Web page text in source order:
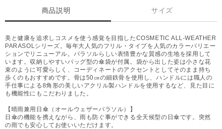
商品説明 サイズ
美と健康を追求しコスメを使う感覚を目指したCOSMETIC ALL-WEATHER
PARASOLシリーズ。毎年大人気のフリル・タイプを人気のカラーバリエー
ションでリニューアル。パラソルらしい表情豊かな質感の生地を採用して
います。収納しやすいバッグ型の傘袋が付属。袋から出した姿は小さな花
束のように可愛らしく、コーディネートのアクセントとしてそのまま持ち
歩くのもおすすめです。骨は50㎝の細鉄骨を使用し、ハンドルには職人の
手仕事による8角形の美しいアクリル製ハンドルを使用するなど、見た目に
も機能性にもこだわりました。
【晴雨兼用日傘（オールウェザーパラソル）】
日傘の機能を携えながら、雨も防ぐ事ができる全天候型の日傘です。突然
の雨でも安心してお使いいただけます。